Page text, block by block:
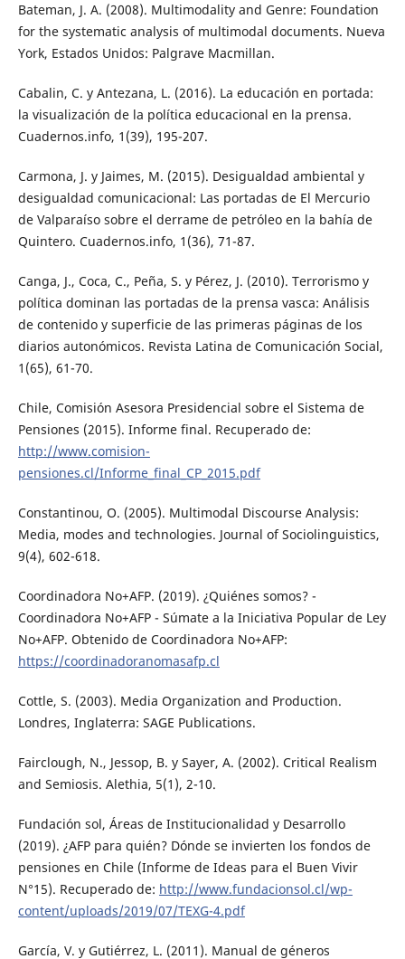
Bateman, J. A. (2008). Multimodality and Genre: Foundation
for the systematic analysis of multimodal documents. Nueva
York, Estados Unidos: Palgrave Macmillan.
Cabalin, C. y Antezana, L. (2016). La educación en portada:
la visualización de la política educacional en la prensa.
Cuadernos.info, 1(39), 195-207.
Carmona, J. y Jaimes, M. (2015). Desigualdad ambiental y
desigualdad comunicacional: Las portadas de El Mercurio
de Valparaíso sobre el derrame de petróleo en la bahía de
Quintero. Cuadernos.info, 1(36), 71-87.
Canga, J., Coca, C., Peña, S. y Pérez, J. (2010). Terrorismo y
política dominan las portadas de la prensa vasca: Análisis
de contenido y superficie de las primeras páginas de los
diarios autonómicos. Revista Latina de Comunicación Social,
1(65), 61-70.
Chile, Comisión Asesora Presidencial sobre el Sistema de
Pensiones (2015). Informe final. Recuperado de:
http://www.comision-
pensiones.cl/Informe_final_CP_2015.pdf
Constantinou, O. (2005). Multimodal Discourse Analysis:
Media, modes and technologies. Journal of Sociolinguistics,
9(4), 602-618.
Coordinadora No+AFP. (2019). ¿Quiénes somos? -
Coordinadora No+AFP - Súmate a la Iniciativa Popular de Ley
No+AFP. Obtenido de Coordinadora No+AFP:
https://coordinadoranomasafp.cl
Cottle, S. (2003). Media Organization and Production.
Londres, Inglaterra: SAGE Publications.
Fairclough, N., Jessop, B. y Sayer, A. (2002). Critical Realism
and Semiosis. Alethia, 5(1), 2-10.
Fundación sol, Áreas de Institucionalidad y Desarrollo
(2019). ¿AFP para quién? Dónde se invierten los fondos de
pensiones en Chile (Informe de Ideas para el Buen Vivir
N°15). Recuperado de: http://www.fundacionsol.cl/wp-
content/uploads/2019/07/TEXG-4.pdf
García, V. y Gutiérrez, L. (2011). Manual de géneros